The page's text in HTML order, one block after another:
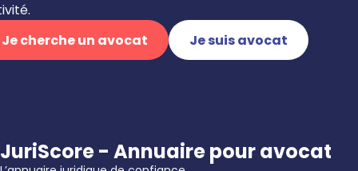
Je cherche un avocat
Je suis avocat
JuriScore - Annuaire pour avocat